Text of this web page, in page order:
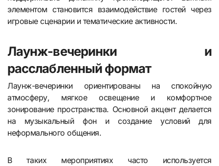
элементом становится взаимодействие гостей через
игровые сценарии и тематические активности.
Лаунж-вечеринки и
расслабленный формат
Лаунж-вечеринки ориентированы на спокойную
атмосферу, мягкое освещение и комфортное
зонирование пространства. Основной акцент делается
на музыкальный фон и создание условий для
неформального общения.
В таких мероприятиях часто используется